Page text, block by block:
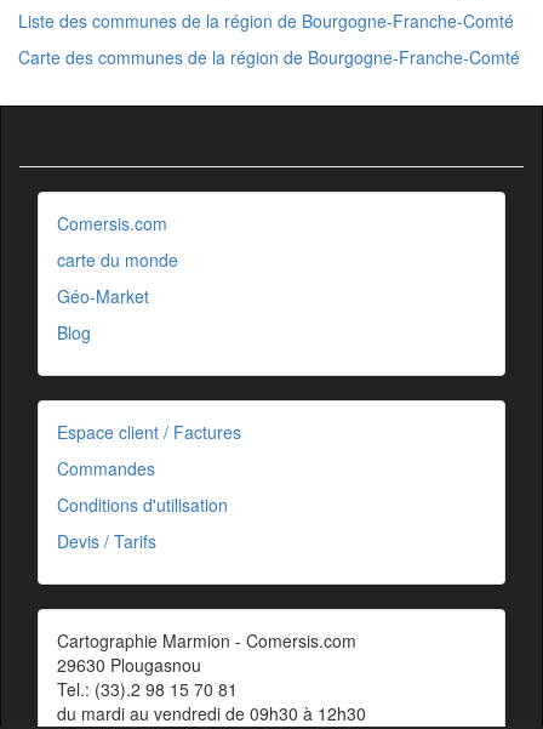
Liste des communes de la région de Bourgogne-Franche-Comté
Carte des communes de la région de Bourgogne-Franche-Comté
Comersis.com
carte du monde
Géo-Market
Blog
Espace client / Factures
Commandes
Conditions d'utilisation
Devis / Tarifs
Cartographie Marmion - Comersis.com
29630 Plougasnou
Tel.: (33).2 98 15 70 81
du mardi au vendredi de 09h30 à 12h30